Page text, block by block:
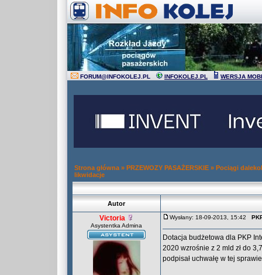
FORUM@INFOKOLEJ.PL INFOKOLEJ.PL WERSJA
Strona główna » PRZEWOZY PASAŻERSKIE » Pociągi
likwidacje
Autor
Victoria
Asystentka Admina
Wysłany: 18-09-2013, 15:42
Dotacja budżetowa dla PKP
2020 wzrośnie z 2 mld zł do
podpisał uchwałę w tej